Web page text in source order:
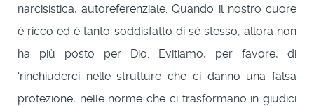
narcisistica, autoreferenziale. Quando il nostro cuore
è ricco ed è tanto soddisfatto di sé stesso, allora non
ha più posto per Dio. Evitiamo, per favore, di
‘rinchiuderci nelle strutture che ci danno una falsa
protezione, nelle norme che ci trasformano in giudici